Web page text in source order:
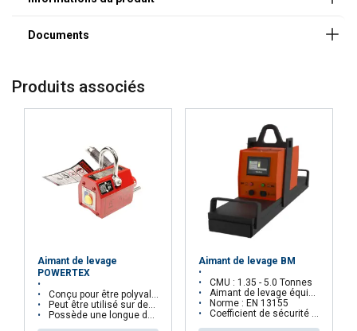
Coefficient de sécurité:
Produits associés
Aimant de levage
POWERTEX
Conçu pour être polyvalent
Peut être utilisé sur des objets plats et circulaires
Possède une longue durée de vie
Aimant de levage BM
CMU : 1.35 - 5.0 Tonnes
Aimant de levage équipé d'une télécommande
Norme : EN 13155
Coefficient de sécurité : 2:1